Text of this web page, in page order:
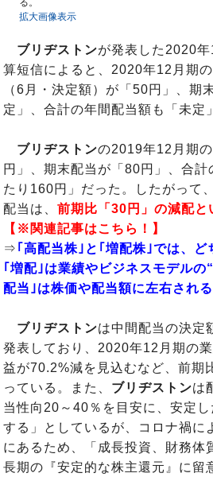
る。
拡大画像表示
ブリヂストンが発表した2020
算短信によると、2020年12月期
（6月・決定額）が「50円」、期
定」、合計の年間配当額も「未定
ブリヂストンの2019年12月期
円」、期末配当が「80円」、合計
たり160円」だった。したがって
配当は、前期比「30円」の減配と
【※関連記事はこちら！】
⇒ ｢高配当株｣と｢増配株｣では、ど
｢増配｣は業績やビジネスモデルの
配当｣は株価や配当額に左右され
ブリヂストンは中間配当の決定
発表しており、2020年12月期の
益が70.2%減を見込むなど、前期
っている。また、 ブリヂストンは
当性向20～40％を目安に、安定
する」としているが、コロナ禍に
にあるため、「成長投資、財務体
長期の『安定的な株主還元』に留